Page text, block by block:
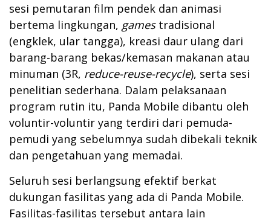
sesi pemutaran film pendek dan animasi
bertema lingkungan, gamestradisional
(engklek, ular tangga), kreasi daur ulang dari
barang-barang bekas/kemasan makanan atau
minuman (3R, reduce-reuse-recycle), serta sesi
penelitian sederhana. Dalam pelaksanaan
program rutin itu, Panda Mobile dibantu oleh
voluntir-voluntir yang terdiri dari pemuda-
pemudi yang sebelumnya sudah dibekali teknik
dan pengetahuan yang memadai.
Seluruh sesi berlangsung efektif berkat
dukungan fasilitas yang ada di Panda Mobile.
Fasilitas-fasilitas tersebut antara lain